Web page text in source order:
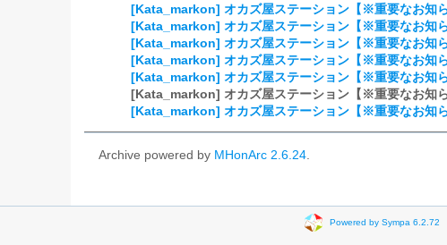
[Kata_markon] オカズ屋ステーション【※重要なお知ら
[Kata_markon] オカズ屋ステーション【※重要なお知ら
[Kata_markon] オカズ屋ステーション【※重要なお知ら
[Kata_markon] オカズ屋ステーション【※重要なお知ら
[Kata_markon] オカズ屋ステーション【※重要なお知ら
[Kata_markon] オカズ屋ステーション【※重要なお知ら
[Kata_markon] オカズ屋ステーション【※重要なお知ら
Archive powered by MHonArc 2.6.24.
Powered by Sympa 6.2.72